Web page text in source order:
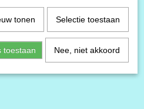
niet compleet.
tonen Selectie toestaan
toestaan Nee, niet akkoord